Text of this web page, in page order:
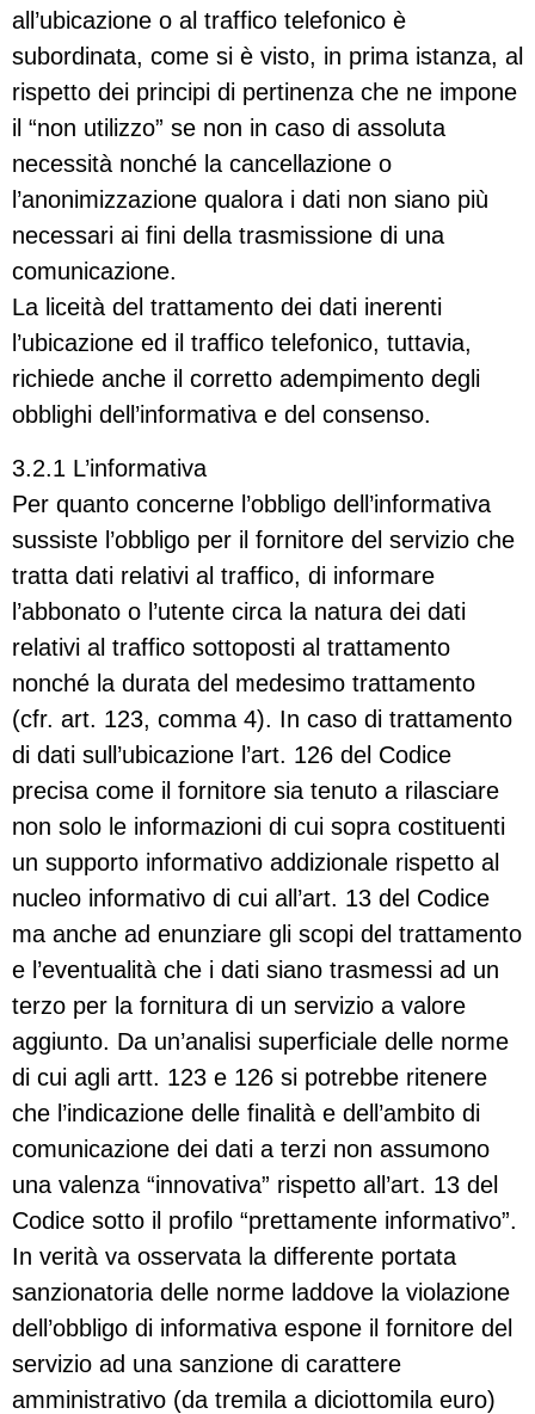
all’ubicazione o al traffico telefonico è
subordinata, come si è visto, in prima istanza, al
rispetto dei principi di pertinenza che ne impone
il “non utilizzo” se non in caso di assoluta
necessità nonché la cancellazione o
l’anonimizzazione qualora i dati non siano più
necessari ai fini della trasmissione di una
comunicazione.
La liceità del trattamento dei dati inerenti
l’ubicazione ed il traffico telefonico, tuttavia,
richiede anche il corretto adempimento degli
obblighi dell’informativa e del consenso.
3.2.1 L’informativa
Per quanto concerne l’obbligo dell’informativa
sussiste l’obbligo per il fornitore del servizio che
tratta dati relativi al traffico, di informare
l’abbonato o l’utente circa la natura dei dati
relativi al traffico sottoposti al trattamento
nonché la durata del medesimo trattamento
(cfr. art. 123, comma 4). In caso di trattamento
di dati sull’ubicazione l’art. 126 del Codice
precisa come il fornitore sia tenuto a rilasciare
non solo le informazioni di cui sopra costituenti
un supporto informativo addizionale rispetto al
nucleo informativo di cui all’art. 13 del Codice
ma anche ad enunziare gli scopi del trattamento
e l’eventualità che i dati siano trasmessi ad un
terzo per la fornitura di un servizio a valore
aggiunto. Da un’analisi superficiale delle norme
di cui agli artt. 123 e 126 si potrebbe ritenere
che l’indicazione delle finalità e dell’ambito di
comunicazione dei dati a terzi non assumono
una valenza “innovativa” rispetto all’art. 13 del
Codice sotto il profilo “prettamente informativo”.
In verità va osservata la differente portata
sanzionatoria delle norme laddove la violazione
dell’obbligo di informativa espone il fornitore del
servizio ad una sanzione di carattere
amministrativo (da tremila a diciottomila euro)